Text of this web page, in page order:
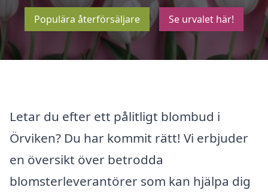
Populära återförsäljare Se urvalet här!
Letar du efter ett pålitligt blombud i
Örviken? Du har kommit rätt! Vi erbjuder
en översikt över betrodda
blomsterleverantörer som kan hjälpa dig